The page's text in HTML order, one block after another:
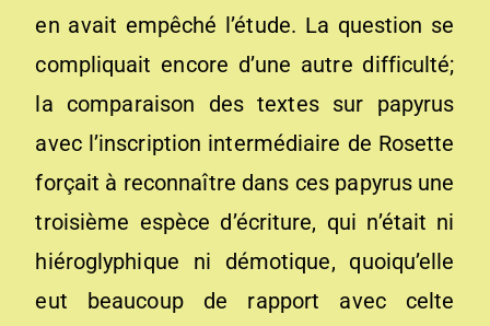
en avait empêché l’étude. La question se
compliquait encore d’une autre difficulté;
la comparaison des textes sur papyrus
avec l’inscription intermédiaire de Rosette
forçait à reconnaître dans ces papyrus une
troisième espèce d’écriture, qui n’était ni
hiéroglyphique ni démotique, quoiqu’elle
eut beaucoup de rapport avec celte